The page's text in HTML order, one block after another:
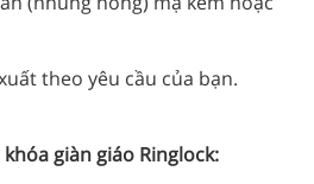
theo yêu cầu của bạn.
giàn giáo Ringlock: